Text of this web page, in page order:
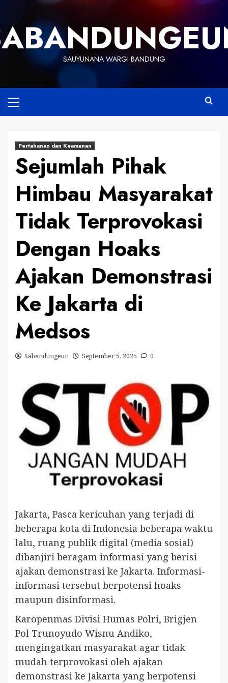
content
SAUYUNANA WARGI BANDUNG
Menu
Pertahanan dan Keamanan
Sejumlah Pihak
Himbau Masyarakat
Tidak Terprovokasi
Dengan Hoaks
Ajakan Demonstrasi
Ke Jakarta di
Medsos
Sabandungeun September 5, 2025 0
Jakarta, Pasca kericuhan yang terjadi di
beberapa kota di Indonesia beberapa waktu
lalu, ruang publik digital (media sosial)
dibanjiri beragam informasi yang berisi
ajakan demonstrasi ke Jakarta. Informasi-
informasi tersebut berpotensi hoaks
maupun disinformasi.
Karopenmas Divisi Humas Polri, Brigjen
Pol Trunoyudo Wisnu Andiko,
mengingatkan masyarakat agar tidak
mudah terprovokasi oleh ajakan
demonstrasi ke Jakarta yang berpotensi